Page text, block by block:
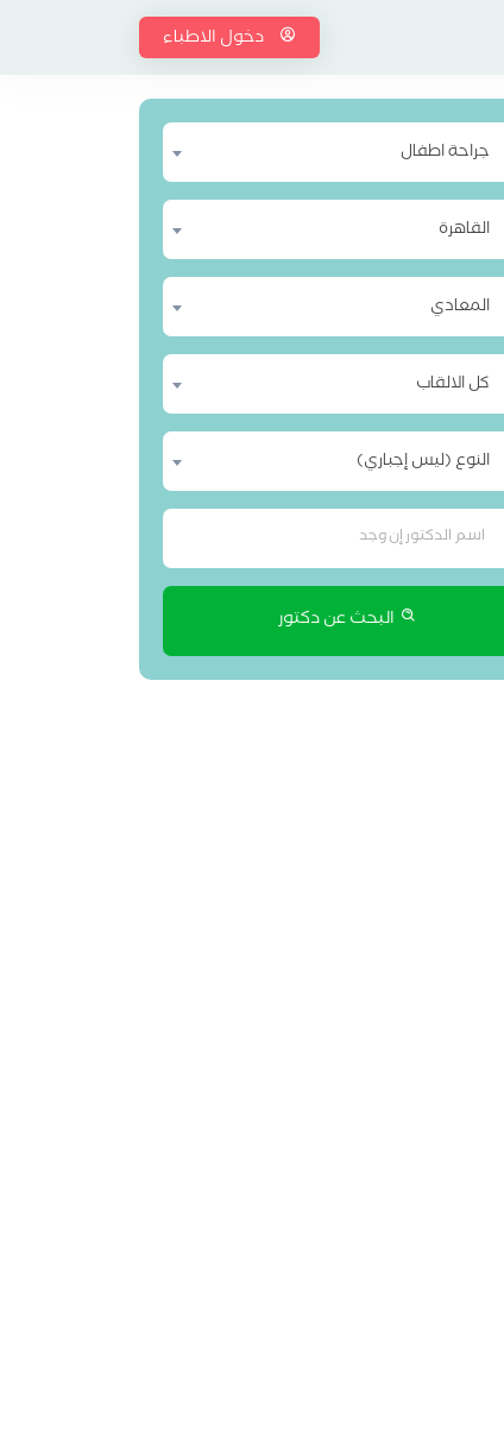
دخول الاطباء
جراحة اطفال
القاهرة
المعادي
كل الالقاب
النوع (ليس إجباري)
البحث عن دكتور